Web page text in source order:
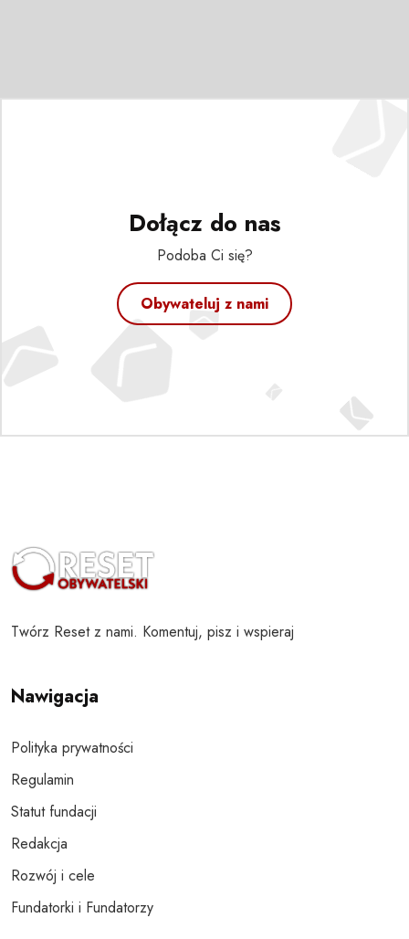
Dołącz do nas
Podoba Ci się?
Obywateluj z nami
Twórz Reset z nami. Komentuj, pisz i wspieraj
Nawigacja
Polityka prywatności
Regulamin
Statut fundacji
Redakcja
Rozwój i cele
Fundatorki i Fundatorzy